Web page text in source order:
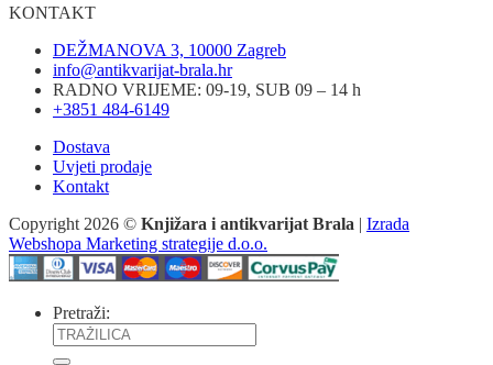
KONTAKT
DEŽMANOVA 3, 10000 Zagreb
info@antikvarijat-brala.hr
RADNO VRIJEME: 09-19, SUB 09 – 14 h
+3851 484-6149
Dostava
Uvjeti prodaje
Kontakt
Copyright 2026 © Knjižara i antikvarijat Brala | Izrada
Webshopa Marketing strategije d.o.o.
Pretraži: